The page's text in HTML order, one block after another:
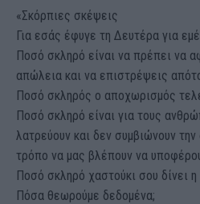
«Σκόρπιες σκέψεις
Για εσάς έφυγε τη Δευτέρα για
Ποσό σκληρό είναι να πρέπει να
απώλεια και να επιστρέψεις
Ποσό σκληρός ο αποχωρισμός
Ποσό σκληρό είναι για τους
λατρεύουν και δεν συμβιώνουν
τρόπο να μας βλέπουν να
Ποσό σκληρό χαστούκι σου δίνει η
Πόσα θεωρούμε δεδομένα;